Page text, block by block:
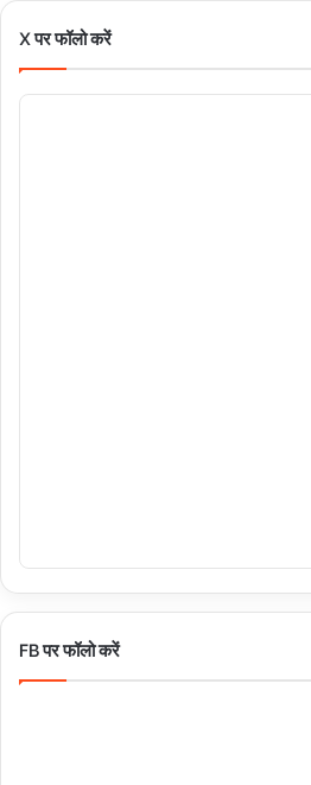
X पर फॉलो करें
FB पर फॉलो करें